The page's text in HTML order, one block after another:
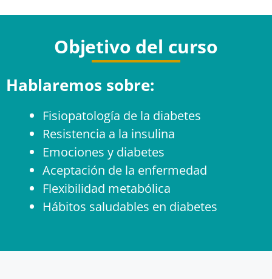
Objetivo del curso
Hablaremos sobre:
Fisiopatología de la diabetes
Resistencia a la insulina
Emociones y diabetes
Aceptación de la enfermedad
Flexibilidad metabólica
Hábitos saludables en diabetes